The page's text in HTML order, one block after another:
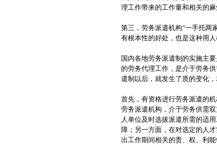
理工作带来的工作量和相关的
第三，劳务派遣机构“一手托两
有根本性的好处，也是这种用
国内各地劳务派遣制的实施主
的劳务代理工作，是介于劳务
遣制以后，就发生了质的变化
首先，有资格进行劳务派遣的
劳务派遣机构，介于劳务供需
人单位及时选拔派遣所需的适
障；另一方面，在对选定的人
出工作期间相关的责、权、利